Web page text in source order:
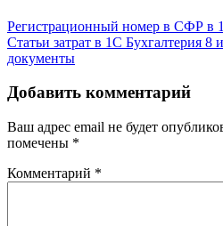
Регистрационный номер в СФР в
Статьи затрат в 1С Бухгалтерия 8
документы
Добавить комментарий
Ваш адрес email не будет
помечены *
Комментарий *